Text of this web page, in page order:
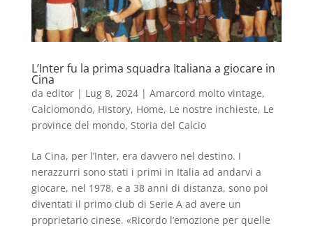
L’Inter fu la prima squadra Italiana a giocare in
Cina
da editor| Lug 8, 2024| Amarcord molto vintage,
Calciomondo, History, Home, Le nostre inchieste, Le
province del mondo, Storia del Calcio
La Cina, per l’Inter, era davvero nel destino. I
nerazzurri sono stati i primi in Italia ad andarvi a
giocare, nel 1978, e a 38 anni di distanza, sono poi
diventati il primo club di Serie A ad avere un
proprietario cinese. «Ricordo l’emozione per quelle